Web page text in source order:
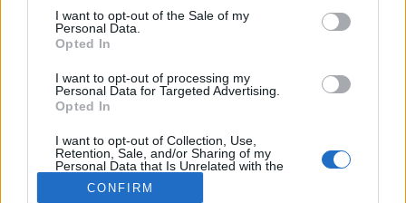
consent section.
I want to opt-out of the Sale of my
Personal Data.
Opted In
I want to opt-out of processing my
Personal Data for Targeted Advertising.
Opted In
I want to opt-out of Collection, Use,
Retention, Sale, and/or Sharing of my
Personal Data that Is Unrelated with the
Purposes for which it was collected.
Opted Out
CONFIRM